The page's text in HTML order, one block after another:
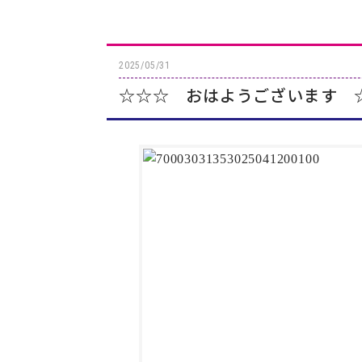
2025/05/31
☆☆☆ おはようございま